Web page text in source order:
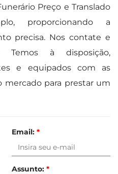
Preço e Translado
proporcionando a
precisa. Nos contate e
Temos à disposição,
e equipados com as
mercado para prestar um
Email: *
Assunto: *